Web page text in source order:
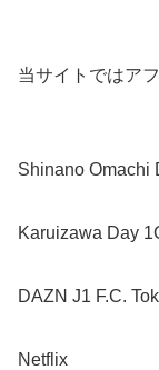
当サイトではア
Shinano Omachi
Karuizawa Day
DAZN J1 F.C.
Netflix